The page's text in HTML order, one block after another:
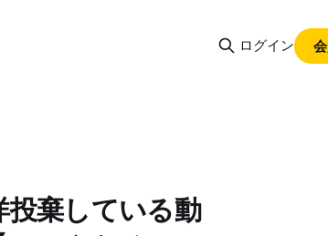
ログイン
投棄している動